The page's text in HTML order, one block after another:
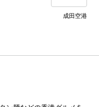
成田空港